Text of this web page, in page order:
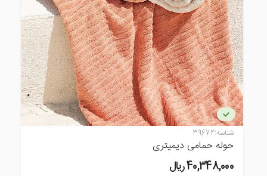
شناسه:39672
حوله حمامی دیمیتری
40,348,000 ريال